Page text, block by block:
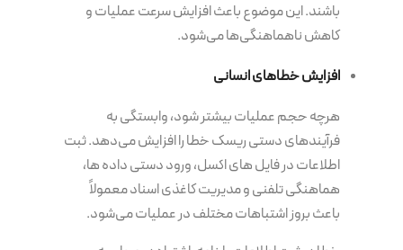
باشند. این موضوع باعث افزایش سرعت عملیات و
کاهش ناهماهنگی‌ها می‌شود.
افزایش خطاهای انسانی
هرچه حجم عملیات بیشتر شود، وابستگی به
فرآیندهای دستی ریسک خطا را افزایش می‌دهد. ثبت
اطلاعات در فایل های اکسل، ورود دستی داده ها،
هماهنگی تلفنی و مدیریت کاغذی اسناد معمولاً
باعث بروز اشتباهات مختلف در عملیات می‌شود.